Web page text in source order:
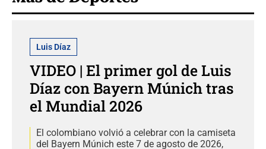
Luis Díaz
VIDEO | El primer gol de Luis
Díaz con Bayern Múnich tras
el Mundial 2026
El colombiano volvió a celebrar con la camiseta
del Bayern Múnich este 7 de agosto de 2026,